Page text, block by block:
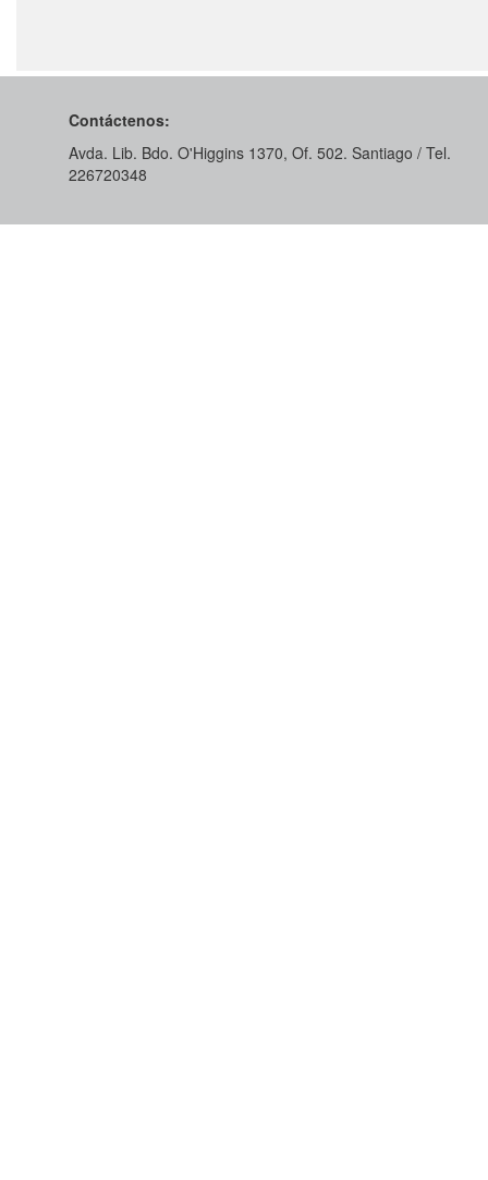
Contáctenos:
Avda. Lib. Bdo. O'Higgins 1370, Of. 502. Santiago / Tel.
226720348